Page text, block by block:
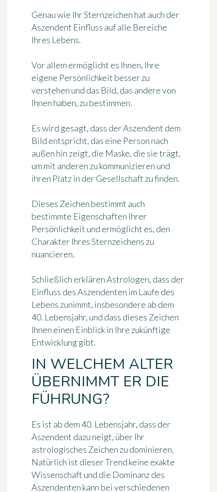
Genau wie Ihr Sternzeichen hat auch der
Aszendent Einfluss auf alle Bereiche
Ihres Lebens.
Vor allem ermöglicht es Ihnen, Ihre
eigene Persönlichkeit besser zu
verstehen und das Bild, das andere von
Ihnen haben, zu bestimmen.
Es wird gesagt, dass der Aszendent dem
Bild entspricht, das eine Person nach
außen hin zeigt, die Maske, die sie trägt,
um mit anderen zu kommunizieren und
ihren Platz in der Gesellschaft zu finden.
Dieses Zeichen bestimmt auch
bestimmte Eigenschaften Ihrer
Persönlichkeit und ermöglicht es, den
Charakter Ihres Sternzeichens zu
nuancieren.
Schließlich erklären Astrologen, dass der
Einfluss des Aszendenten im Laufe des
Lebens zunimmt, insbesondere ab dem
40. Lebensjahr, und dass dieses Zeichen
Ihnen einen Einblick in Ihre zukünftige
Entwicklung gibt.
IN WELCHEM ALTER
ÜBERNIMMT ER DIE
FÜHRUNG?
Es ist ab dem 40. Lebensjahr, dass der
Aszendent dazu neigt, über Ihr
astrologisches Zeichen zu dominieren.
Natürlich ist dieser Trend keine exakte
Wissenschaft und die Dominanz des
Aszendenten kann bei verschiedenen